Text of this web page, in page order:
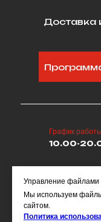
График
10.00-
Соглашение на
Все материалы
копирование,
Доставка
Управление файлами
Мы используем
сайтом.
Политика